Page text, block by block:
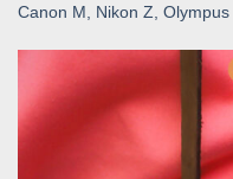
Canon M, Nikon Z,